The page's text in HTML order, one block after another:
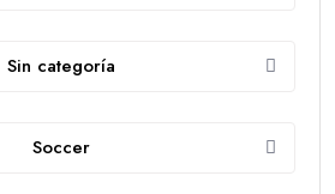
Sin categoría
Soccer